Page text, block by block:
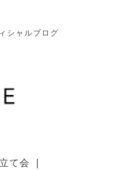
シャルブログ
て会